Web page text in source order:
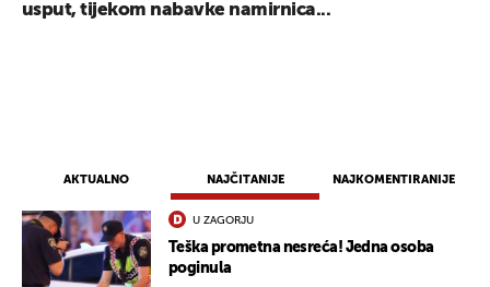
AKTUALNO NAJČITANIJE NAJKOMENTIRANIJE
U ZAGORJU
Teška prometna nesreća! Jedna osoba
poginula
usput, tijekom nabavke namirnica...